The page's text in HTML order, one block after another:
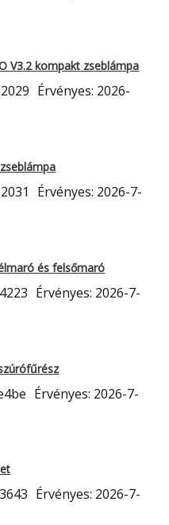
V3.2 kompakt zseblámpa
Érvényes: 2026-
Érvényes: 2026-7-
és felsőmaró
Érvényes: 2026-7-
Érvényes: 2026-7-
Érvényes: 2026-7-